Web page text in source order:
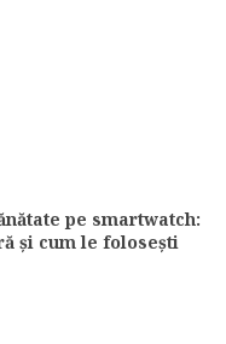
pe smartwatch:
și cum le folosești